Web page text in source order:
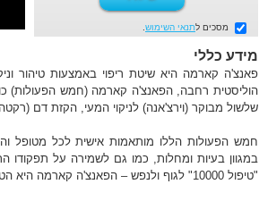
מסכים לתנאי השימוש
מידע כללי
פאנצ'ה קארמה היא שיטת ריפוי באמצעות טיהור
הוליסטית רחבה, הפאנצ'ה קארמה (חמש הפעולות)
שלשול מבוקר (וירצ'אנה) לניקוי המעי, הקזת דם
חמש הפעולות הללו מותאמות אישית לכל מטופל
במגוון בעיות ומחלות, כמו גם לשמירה על
"טיפול 10000" לגוף ולנפש – הפאנצ'ה קארמה היא הטיפול עבורכם!